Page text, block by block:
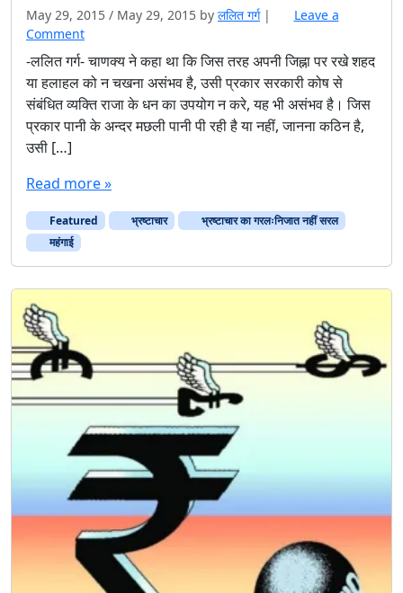
May 29, 2015 / May 29, 2015 by ललित गर्ग |
Leave a
Comment
-ललित गर्ग- चाणक्य ने कहा था कि जिस तरह अपनी जिह्ना पर रखे शहद
या हलाहल को न चखना असंभव है, उसी प्रकार सरकारी कोष से
संबंधित व्यक्ति राजा के धन का उपयोग न करे, यह भी असंभव है। जिस
प्रकार पानी के अन्दर मछली पानी पी रही है या नहीं, जानना कठिन है,
उसी […]
Read more »
Featured भ्रष्टाचार
भ्रष्टाचार का गरलःनिजात नहीं सरल
महंगाई